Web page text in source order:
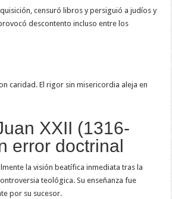
censuró libros y persiguió a judíos y
descontento incluso entre los
caridad. El rigor sin misericordia aleja en
XXII (1316-
error doctrinal
la visión beatífica inmediata tras la
teológica. Su enseñanza fue
por su sucesor.